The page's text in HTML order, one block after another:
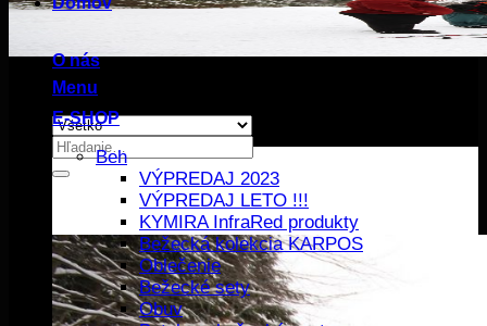
Menu
Hľadať:
O nás
E-SHOP
Beh
VÝPREDAJ 2023
VÝPREDAJ LETO !!!
KYMIRA InfraRed produkty
Bežecká kolekcia KARPOS
Oblečenie
Bežecké sety
Obuv